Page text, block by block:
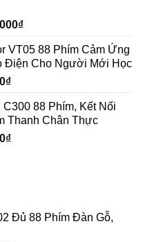
₫
VT05 88 Phím Cảm Ứng
Điện Cho Người Mới Học
₫
88 Phím, Kết Nối
Thanh Chân Thực
₫
Đủ 88 Phím Đàn Gỗ,